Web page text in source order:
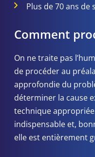
Plus de 70 ans de
Comment
On ne traite pas
de procéder au
approfondie du
déterminer la cause
technique
indispensable et,
elle est entièrement